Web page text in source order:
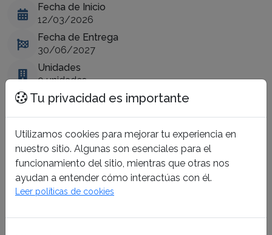
Tu privacidad es importante
Utilizamos cookies para mejorar tu experiencia en
nuestro sitio. Algunas son esenciales para el
funcionamiento del sitio, mientras que otras nos
ayudan a entender cómo interactúas con él.
Leer políticas de cookies
Fecha de Inicio
12/03/2026
Fecha de Entrega
30/06/2027
Unidades
0 unidades
Ubicación
En Planificación
Fase del Proyecto